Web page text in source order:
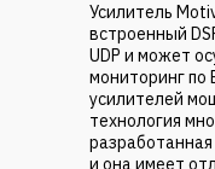
Усилитель
встроенный
UDP и может
мониторинг по
усилителей
технология
и она имеет